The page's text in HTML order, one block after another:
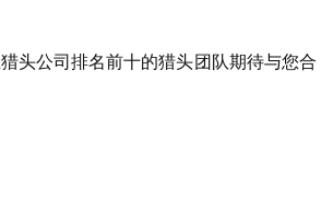
头公司排名前十的猎头团队期待与您合